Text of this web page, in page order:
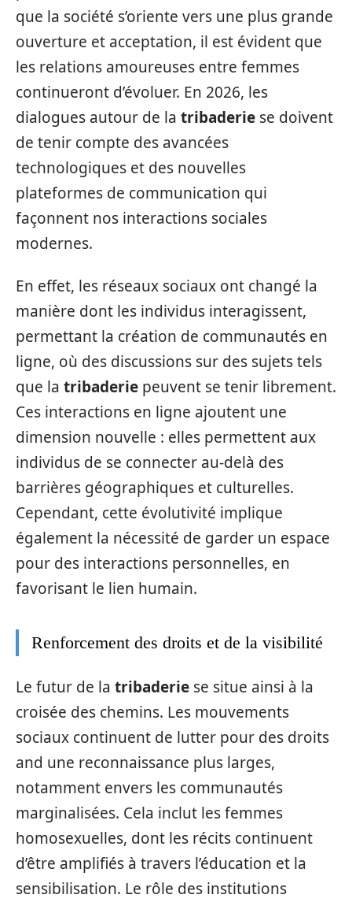
que la société s’oriente vers une plus grande
ouverture et acceptation, il est évident que
les relations amoureuses entre femmes
continueront d’évoluer. En 2026, les
dialogues autour de la tribaderie se doivent
de tenir compte des avancées
technologiques et des nouvelles
plateformes de communication qui
façonnent nos interactions sociales
modernes.
En effet, les réseaux sociaux ont changé la
manière dont les individus interagissent,
permettant la création de communautés en
ligne, où des discussions sur des sujets tels
que la tribaderie peuvent se tenir librement.
Ces interactions en ligne ajoutent une
dimension nouvelle : elles permettent aux
individus de se connecter au-delà des
barrières géographiques et culturelles.
Cependant, cette évolutivité implique
également la nécessité de garder un espace
pour des interactions personnelles, en
favorisant le lien humain.
Renforcement des droits et de la visibilité
Le futur de la tribaderie se situe ainsi à la
croisée des chemins. Les mouvements
sociaux continuent de lutter pour des droits
and une reconnaissance plus larges,
notamment envers les communautés
marginalisées. Cela inclut les femmes
homosexuelles, dont les récits continuent
d’être amplifiés à travers l’éducation et la
sensibilisation. Le rôle des institutions